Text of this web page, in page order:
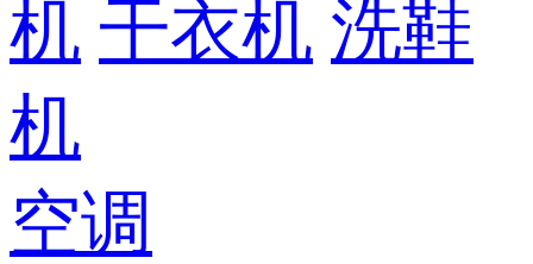
机 干衣机 洗鞋
机
空调